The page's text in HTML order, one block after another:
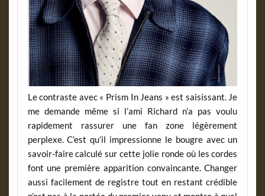
Le contraste avec « Prism In Jeans » est saisissant. Je
me demande même si l’ami Richard n’a pas voulu
rapidement rassurer une fan zone légèrement
perplexe. C’est qu’il impressionne le bougre avec un
savoir-faire calculé sur cette jolie ronde où les cordes
font une première apparition convaincante. Changer
aussi facilement de registre tout en restant crédible